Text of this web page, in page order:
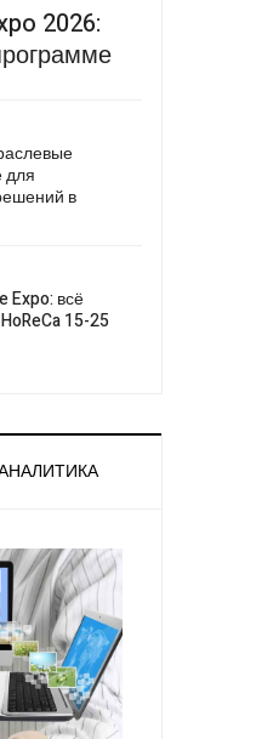
2026:
для
в
Expo: всё
15-25